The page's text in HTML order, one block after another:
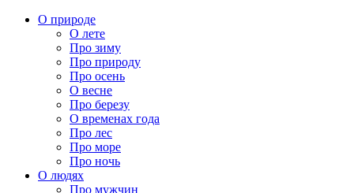
О природе
О лете
Про зиму
Про природу
Про осень
О весне
Про березу
О временах года
Про лес
Про море
Про ночь
О людях
Про мужчин